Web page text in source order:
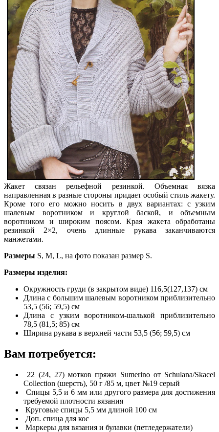
Жакет связан рельефной резинкой. Объемная вязка
направленная в разные стороны придает особый стиль жакету.
Кроме того его можно носить в двух вариантах: с узким
шалевым воротником и круглой баской, и объемным
воротником и широким поясом. Края жакета обработаны
резинкой 2×2, очень длинные рукава заканчиваются
манжетами.
Размеры S, М, L, на фото показан размер S.
Размеры изделия:
Окружность груди (в закрытом виде) 116,5(127,137) см
Длина с большим шалевым воротником приблизительно
53,5 (56; 59,5) см
Длина с узким воротником-шалькой приблизительно
78,5 (81,5; 85) см
Ширина рукава в верхней части 53,5 (56; 59,5) см
Вам потребуется:
22 (24, 27) мотков пряжи Sumerino от Schulana/Skacel
Collection (шерсть), 50 г /85 м, цвет №19 серый
Спицы 5,5 и 6 мм или другого размера для достижения
требуемой плотности вязания
Круговые спицы 5,5 мм длиной 100 см
Доп. спица для кос
Маркеры для вязания и булавки (петледержатели)